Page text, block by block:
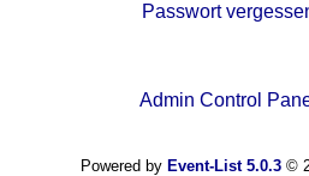
Passwort
Admin Control
Powered by Event-List 5.0.3©